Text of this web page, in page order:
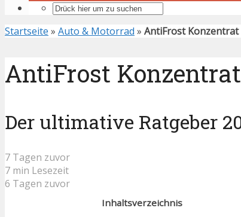
Startseite » Auto & Motorrad » AntiFrost Konzentrat
AntiFrost
Der ultimative Ratgeber
7 Tagen zuvor
7 min Lesezeit
6 Tagen zuvor
Inhaltsverzeichnis